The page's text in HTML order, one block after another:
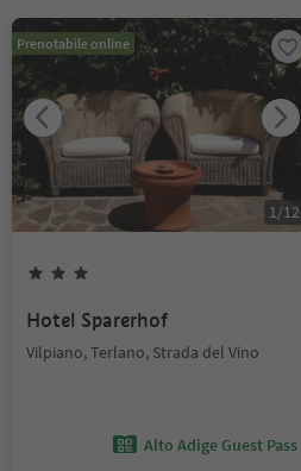
Prenotabile online
1/12
Hotel Sparerhof
Vilpiano, Terlano, Strada del Vino
Alto Adige Guest Pass